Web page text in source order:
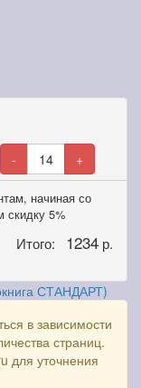
- 14 +
начиная со
скидку 5%
Итого: 1234 р.
СТАНДАРТ)
в зависимости
страниц.
для уточнения